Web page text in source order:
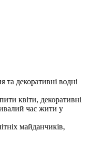
та декоративні водні
квіти, декоративні
час жити у
майданчиків,